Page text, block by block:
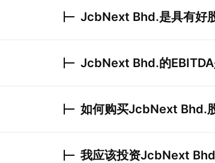
JcbNext Bhd.是具有好
JcbNext Bhd.的
如何购买JcbNext Bhd.
我应该投资JcbNext